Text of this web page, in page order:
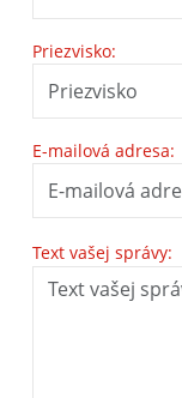
Priezvisko:
E-mailová adresa:
Text vašej správy: